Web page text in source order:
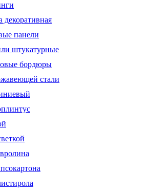
декоративная
панели
штукатурные
бордюры
стали